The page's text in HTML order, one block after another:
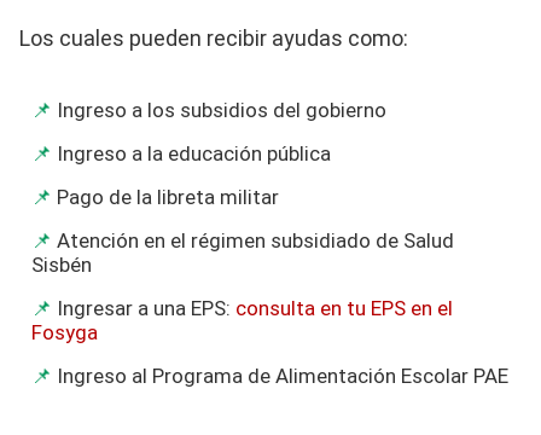
Los cuales pueden recibir ayudas como:
Ingreso a los subsidios del gobierno
Ingreso a la educación pública
Pago de la libreta militar
Atención en el régimen subsidiado de Salud
Sisbén
Ingresar a una EPS: consulta en tu EPS en el
Fosyga
Ingreso al Programa de Alimentación Escolar PAE